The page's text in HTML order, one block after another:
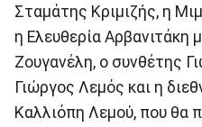
Σταμάτης Κριμιζής, η
η Ελευθερία Αρβανιτάκη
Ζουγανέλη, ο συνθέτης
Γιώργος Λεμός και η
Καλλιόπη Λεμού, που θα